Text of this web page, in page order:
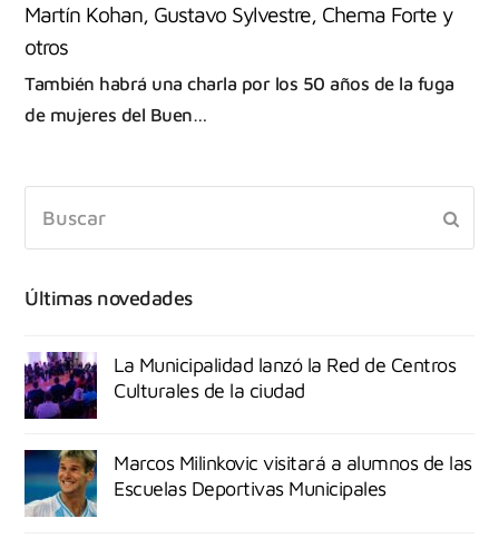
Martín Kohan, Gustavo Sylvestre, Chema Forte y
otros
También habrá una charla por los 50 años de la fuga
de mujeres del Buen…
Últimas novedades
La Municipalidad lanzó la Red de Centros
Culturales de la ciudad
Marcos Milinkovic visitará a alumnos de las
Escuelas Deportivas Municipales